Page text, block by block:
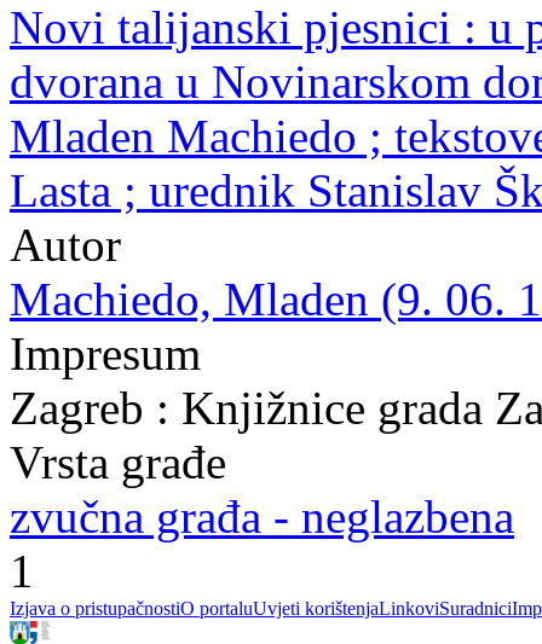
Novi talijanski pjesnici : u
dvorana u Novinarskom
Mladen Machiedo ;
Lasta ; urednik Stanislav
Autor
Machiedo, Mladen (9. 06.
Impresum
Zagreb : Knjižnice grada
Vrsta građe
zvučna građa - neglazbena
1
Izjava o pristupačnostiO portaluUvjeti korištenjaLinkoviSuradnici